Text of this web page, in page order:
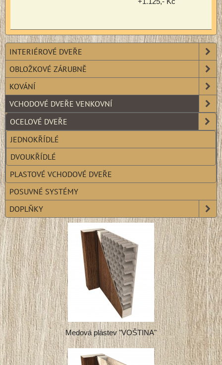
INTERIÉROVÉ DVEŘE
OBLOŽKOVÉ ZÁRUBNĚ
KOVÁNÍ
VCHODOVÉ DVEŘE VENKOVNÍ
OCELOVÉ DVEŘE
JEDNOKŘÍDLÉ
DVOUKŘÍDLÉ
PLASTOVÉ VCHODOVÉ DVEŘE
POSUVNÉ SYSTÉMY
DOPLŇKY
Medová plástev "VOŠTINA"